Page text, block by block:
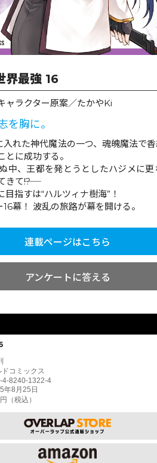
コミックエッセイ
界最強 16
ラクター原案／たかやKi
を胸に。
入れた神代魔法の一つ、魂魄魔法で
に成功する。
中、王都を発とうとしたハジメに
て――!?
指すは“ハルツィナ樹海”！
幕！ 波乱の旅路が幕を開ける。
連載ページはこちら
アンケートに答える
ドコミックス
4-8240-1322-4
年8月25日
（税込）